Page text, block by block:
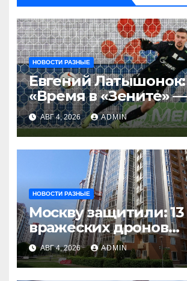
НОВОСТИ РАЗНЫЕ
Евгений Латышонок:
«Время в «Зените» —
отличный опыт, я
благодарен
Санкт‑Петербургу»
АВГ 4, 2026 ADMIN
НОВОСТИ РАЗНЫЕ
Москву защитили: 13
вражеских дронов
уничтожены за день
АВГ 4, 2026 ADMIN